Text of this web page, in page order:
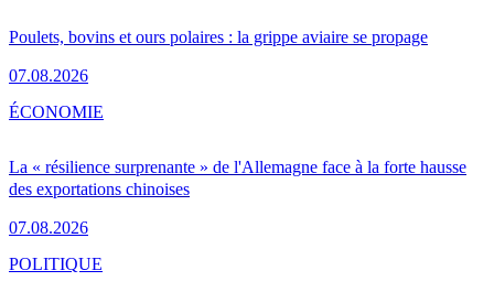
Poulets, bovins et ours polaires : la grippe aviaire se propage
07.08.2026
La « résilience surprenante » de l'Allemagne face à la forte hausse
des exportations chinoises
07.08.2026
ÉCONOMIE
POLITIQUE